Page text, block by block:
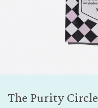
The Purity Circle